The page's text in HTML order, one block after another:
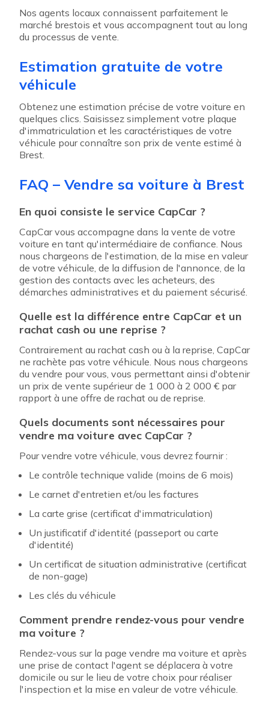
Nos agents locaux connaissent parfaitement le
marché brestois et vous accompagnent tout au long
du processus de vente.
Estimation gratuite de votre
véhicule
Obtenez une estimation précise de votre voiture en
quelques clics. Saisissez simplement votre plaque
d'immatriculation et les caractéristiques de votre
véhicule pour connaître son prix de vente estimé à
Brest.
FAQ – Vendre sa voiture à Brest
En quoi consiste le service CapCar ?
CapCar vous accompagne dans la vente de votre
voiture en tant qu'intermédiaire de confiance. Nous
nous chargeons de l'estimation, de la mise en valeur
de votre véhicule, de la diffusion de l'annonce, de la
gestion des contacts avec les acheteurs, des
démarches administratives et du paiement sécurisé.
Quelle est la différence entre CapCar et un
rachat cash ou une reprise ?
Contrairement au rachat cash ou à la reprise, CapCar
ne rachète pas votre véhicule. Nous nous chargeons
du vendre pour vous, vous permettant ainsi d'obtenir
un prix de vente supérieur de 1 000 à 2 000 € par
rapport à une offre de rachat ou de reprise.
Quels documents sont nécessaires pour
vendre ma voiture avec CapCar ?
Pour vendre votre véhicule, vous devrez fournir :
Le contrôle technique valide (moins de 6 mois)
Le carnet d'entretien et/ou les factures
La carte grise (certificat d'immatriculation)
Un justificatif d'identité (passeport ou carte
d'identité)
Un certificat de situation administrative (certificat
de non-gage)
Les clés du véhicule
Comment prendre rendez-vous pour vendre
ma voiture ?
Rendez-vous sur la page vendre ma voiture et après
une prise de contact l'agent se déplacera à votre
domicile ou sur le lieu de votre choix pour réaliser
l'inspection et la mise en valeur de votre véhicule.